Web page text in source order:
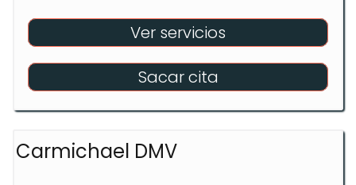
Ver servicios
Sacar cita
Carmichael DMV